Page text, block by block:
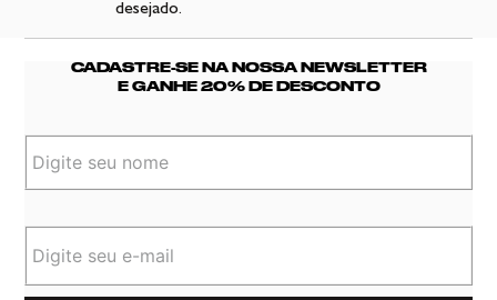
desejado.
CADASTRE-SE NA NOSSA NEWSLETTER
E GANHE 20% DE DESCONTO